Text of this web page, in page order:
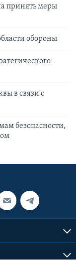
принять меры
обороны
в связи с
безопасности,